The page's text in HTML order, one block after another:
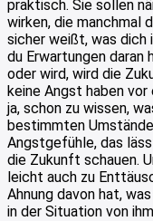
praktisch. Sie sollen
wirken, die manchmal
sicher weißt, was dich
du Erwartungen daran
oder wird, wird die
keine Angst haben
ja, schon zu wissen,
bestimmten
Angstgefühle, das
die Zukunft schauen.
leicht auch zu
Ahnung davon hat,
in der Situation von